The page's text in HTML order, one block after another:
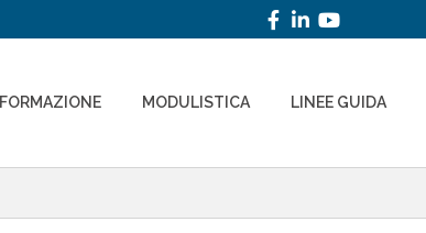
FORMAZIONE MODULISTICA LINEE GUIDA